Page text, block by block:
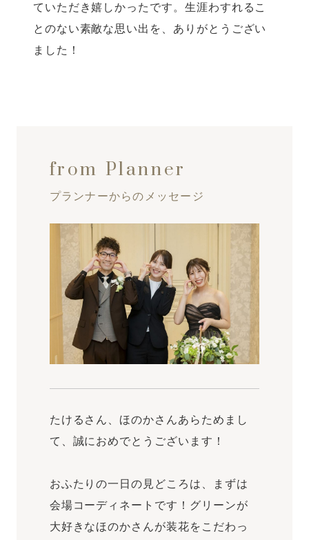
ていただき嬉しかったです。生涯わすれるこ
とのない素敵な思い出を、ありがとうござい
ました！
from Planner
プランナーからのメッセージ
たけるさん、ほのかさんあらためまし
て、誠におめでとうございます！
おふたりの一日の見どころは、まずは
会場コーディネートです！グリーンが
大好きなほのかさんが装花をこだわっ